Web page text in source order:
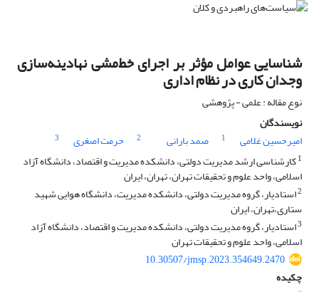
شناسایی عوامل مؤثر بر اجرای خط‌مشی نهادینه‌سازی
وجدان کاری در نظام اداری
نوع مقاله : علمی - پژوهشی
نویسندگان
امیرحسین غلامی
1 صمد بارانی 2 حرمت اصغری
3
1کارشناسی ارشد مدیریت دولتی، دانشکده مدیریت و اقتصاد، دانشگاه آزاد
اسلامی، واحد علوم و تحقیقات تهران، تهران، ایران
2استادیار، گروه مدیریت دولتی، دانشکده مدیریت، دانشگاه هوایی شهید
ستاری،تهران، ایران
3استادیار، گروه مدیریت دولتی، دانشکده مدیریت و اقتصاد، دانشگاه آزاد
اسلامی، واحد علوم و تحقیقات تهران
10.30507/jmsp.2023.354649.2470
چکیده